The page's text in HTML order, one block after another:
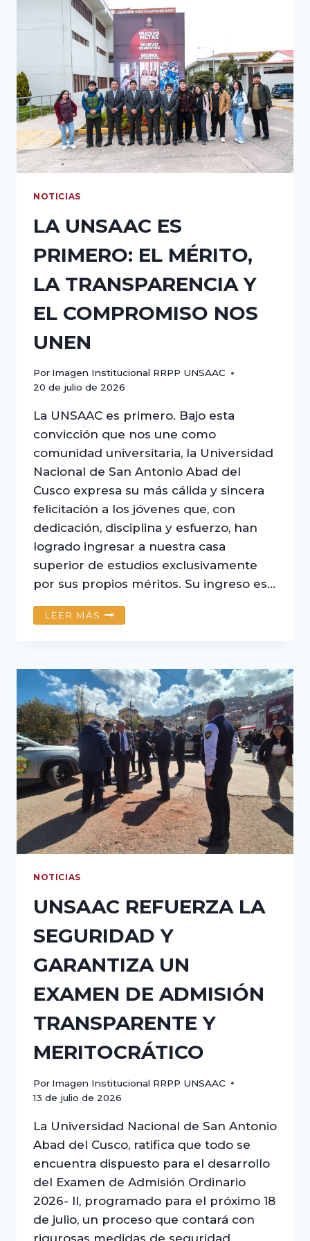
NOTICIAS
LA UNSAAC ES
PRIMERO: EL MÉRITO,
LA TRANSPARENCIA Y
EL COMPROMISO NOS
UNEN
Por Imagen Institucional RRPP UNSAAC
20 de julio de 2026
La UNSAAC es primero. Bajo esta
convicción que nos une como
comunidad universitaria, la Universidad
Nacional de San Antonio Abad del
Cusco expresa su más cálida y sincera
felicitación a los jóvenes que, con
dedicación, disciplina y esfuerzo, han
logrado ingresar a nuestra casa
superior de estudios exclusivamente
por sus propios méritos. Su ingreso es…
LEER MÁS LA
EL
MÉRITO,
LA
TRANSPARENCIA
Y
EL
COMPROMISO
NOS
UNEN
NOTICIAS
UNSAAC REFUERZA LA
SEGURIDAD Y
GARANTIZA UN
EXAMEN DE ADMISIÓN
TRANSPARENTE Y
MERITOCRÁTICO
Por Imagen Institucional RRPP UNSAAC
13 de julio de 2026
La Universidad Nacional de San Antonio
Abad del Cusco, ratifica que todo se
encuentra dispuesto para el desarrollo
del Examen de Admisión Ordinario
2026- II, programado para el próximo 18
de julio, un proceso que contará con
rigurosas medidas de seguridad,